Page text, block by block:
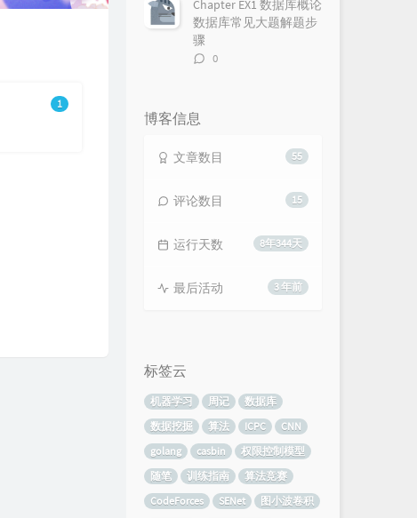
1
Chapter EX1 数据库概论
数据库常见大题解题步
骤
评
0
博客信息
55
文章数目
15
评论数目
8年344天
运行天数
3 年前
最后活动
标签云
机器学习 周记
数据库
数据挖掘
算法 ICPC
CNN
golang
casbin
权限控制模型
随笔
训练指南
算法竞赛
CodeForces
SENet
图小波卷积